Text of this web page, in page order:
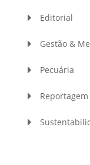
Editorial
Gestão &
Pecuária